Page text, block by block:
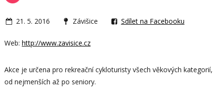
21. 5. 2016 Závišice Sdílet na Facebooku
Web: http://www.zavisice.cz
Akce je určena pro rekreační cykloturisty všech věkových kategorií,
od nejmenších až po seniory.